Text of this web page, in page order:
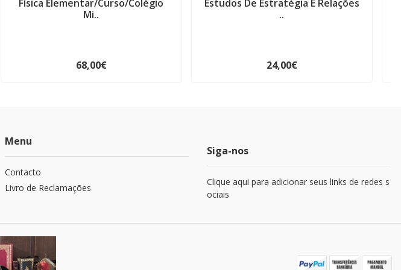
Física Elementar/Curso/Colégio
Mi..
68,00€
Estudos De Estratégia E Relações
..
24,00€
Menu
Contacto
Livro de Reclamações
Siga-nos
Clique aqui para adicionar seus links de redes s
ociais